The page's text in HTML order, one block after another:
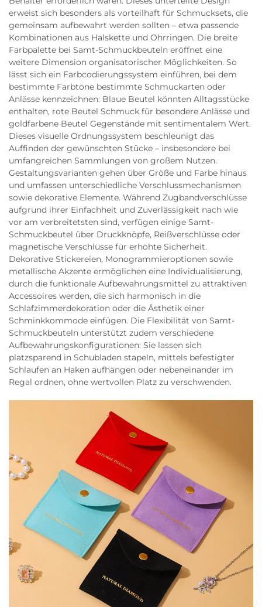
erweist sich besonders als vorteilhaft für Schmucksets, die
gemeinsam aufbewahrt werden sollten – etwa passende
Kombinationen aus Halskette und Ohrringen. Die breite
Farbpalette bei Samt-Schmuckbeuteln eröffnet eine
weitere Dimension organisatorischer Möglichkeiten. So
lässt sich ein Farbcodierungssystem einführen, bei dem
bestimmte Farbtöne bestimmte Schmuckarten oder
Anlässe kennzeichnen: Blaue Beutel könnten Alltagsstücke
enthalten, rote Beutel Schmuck für besondere Anlässe und
goldfarbene Beutel Gegenstände mit sentimentalem Wert.
Dieses visuelle Ordnungssystem beschleunigt das
Auffinden der gewünschten Stücke – insbesondere bei
umfangreichen Sammlungen von großem Nutzen.
Gestaltungsvarianten gehen über Größe und Farbe hinaus
und umfassen unterschiedliche Verschlussmechanismen
sowie dekorative Elemente. Während Zugbandverschlüsse
aufgrund ihrer Einfachheit und Zuverlässigkeit nach wie
vor am verbreitetsten sind, verfügen einige Samt-
Schmuckbeutel über Druckknöpfe, Reißverschlüsse oder
magnetische Verschlüsse für erhöhte Sicherheit.
Dekorative Stickereien, Monogrammieroptionen sowie
metallische Akzente ermöglichen eine Individualisierung,
durch die funktionale Aufbewahrungsmittel zu attraktiven
Accessoires werden, die sich harmonisch in die
Schlafzimmerdekoration oder die Ästhetik einer
Schminkkommode einfügen. Die Flexibilität von Samt-
Schmuckbeuteln unterstützt zudem verschiedene
Aufbewahrungskonfigurationen: Sie lassen sich
platzsparend in Schubladen stapeln, mittels befestigter
Schlaufen an Haken aufhängen oder nebeneinander im
Regal ordnen, ohne wertvollen Platz zu verschwenden.